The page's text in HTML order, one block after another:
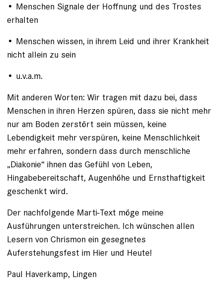
• Menschen Signale der Hoffnung und des Trostes
erhalten
• Menschen wissen, in ihrem Leid und ihrer Krankheit
nicht allein zu sein
• u.v.a.m.
Mit anderen Worten: Wir tragen mit dazu bei, dass
Menschen in ihren Herzen spüren, dass sie nicht mehr
nur am Boden zerstört sein müssen, keine
Lebendigkeit mehr verspüren, keine Menschlichkeit
mehr erfahren, sondern dass durch menschliche
„Diakonie“ ihnen das Gefühl von Leben,
Hingabebereitschaft, Augenhöhe und Ernsthaftigkeit
geschenkt wird.
Der nachfolgende Marti-Text möge meine
Ausführungen unterstreichen. Ich wünschen allen
Lesern von Chrismon ein gesegnetes
Auferstehungsfest im Hier und Heute!
Paul Haverkamp, Lingen